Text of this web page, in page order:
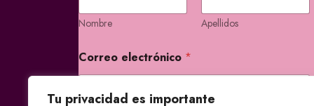
Tu privacidad es importante
t
r
n
i
c
N
Nombre Apellidos
Correo electrónico *